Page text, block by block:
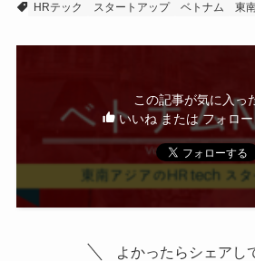
HRテック
スタートアップ ベトナム 東
この記事が気に入っ
いいね または フォロ
よかったらシェアし